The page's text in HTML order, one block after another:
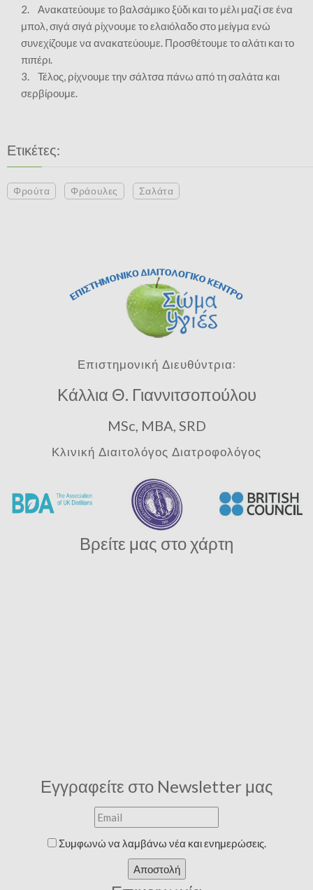
2. Ανακατεύουμε το βαλσάμικο ξύδι και το μέλι μαζί σε ένα
μπολ, σιγά σιγά ρίχνουμε το ελαιόλαδο στο μείγμα ενώ
συνεχίζουμε να ανακατεύουμε. Προσθέτουμε το αλάτι και το
πιπέρι.
3. Τέλος, ρίχνουμε την σάλτσα πάνω από τη σαλάτα και
σερβίρουμε.
Ετικέτες:
Φρούτα Φράουλες Σαλάτα
Επιστημονική Διευθύντρια:
Κάλλια Θ. Γιαννιτσοπούλου
MSc, MBA, SRD
Κλινική Διαιτολόγος Διατροφολόγος
Βρείτε μας στο χάρτη
Εγγραφείτε στο Newsletter μας
Συμφωνώ να λαμβάνω νέα και ενημερώσεις.
Αποστολή